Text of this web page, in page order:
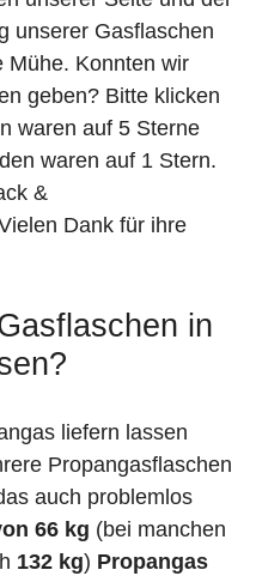
unserer Gasflaschen
Mühe. Konnten wir
geben? Bitte klicken
waren auf 5 Sterne
waren auf 1 Stern.
&
Dank für ihre
in
liefern lassen
Propangasflaschen
auch problemlos
66 kg (bei manchen
132 kg) Propangas